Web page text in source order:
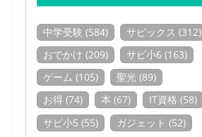
中学受験 (584)
サピックス (312)
おでかけ (209)
サピ小6 (163)
ゲーム (105)
聖光 (89)
お得 (74)
本 (67)
IT資格 (58)
サピ小5 (55)
ガジェット (52)